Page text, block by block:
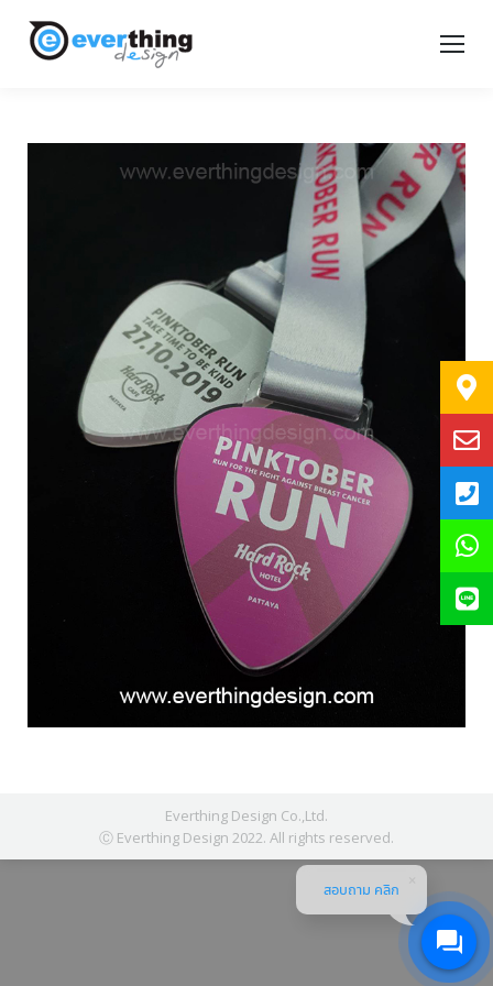
Everthing Design Co.,Ltd.
Ⓒ Everthing Design 2022. All rights reserved.
สอบถาม คลิก